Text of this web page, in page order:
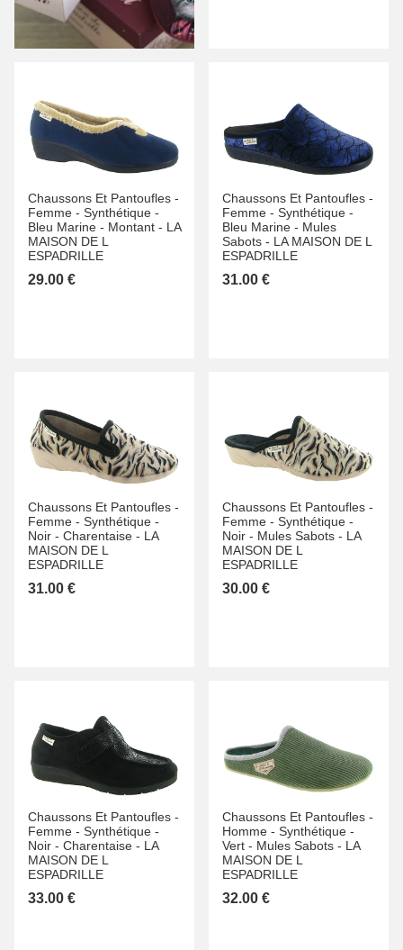
Chaussons Et Pantoufles -
Femme - Synthétique -
Bleu Marine - Montant - LA
MAISON DE L
ESPADRILLE
29.00 €
Chaussons Et Pantoufles -
Femme - Synthétique -
Bleu Marine - Mules
Sabots - LA MAISON DE L
ESPADRILLE
31.00 €
Chaussons Et Pantoufles -
Femme - Synthétique -
Noir - Charentaise - LA
MAISON DE L
ESPADRILLE
31.00 €
Chaussons Et Pantoufles -
Femme - Synthétique -
Noir - Mules Sabots - LA
MAISON DE L
ESPADRILLE
30.00 €
Chaussons Et Pantoufles -
Femme - Synthétique -
Noir - Charentaise - LA
MAISON DE L
ESPADRILLE
33.00 €
Chaussons Et Pantoufles -
Homme - Synthétique -
Vert - Mules Sabots - LA
MAISON DE L
ESPADRILLE
32.00 €